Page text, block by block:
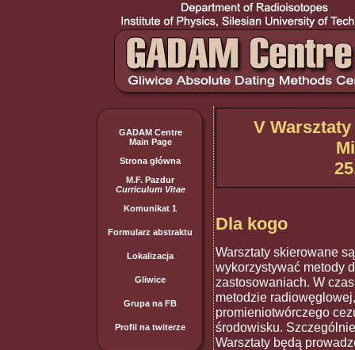
GADAM Centre
Main Page
Strona główna
M.F. Pazdur
Curriculum Vitae
Komunikat 1
Formularz abstraktu
Lokalizacja
Gliwice
Grupa na FB
Profil na twiterze
V
Dla kogo
Warsztaty skierowane
wykorzystywać metody
zastosowaniach. W
metodzie
promieniotwórczego
środowisku.
Warsztaty będą